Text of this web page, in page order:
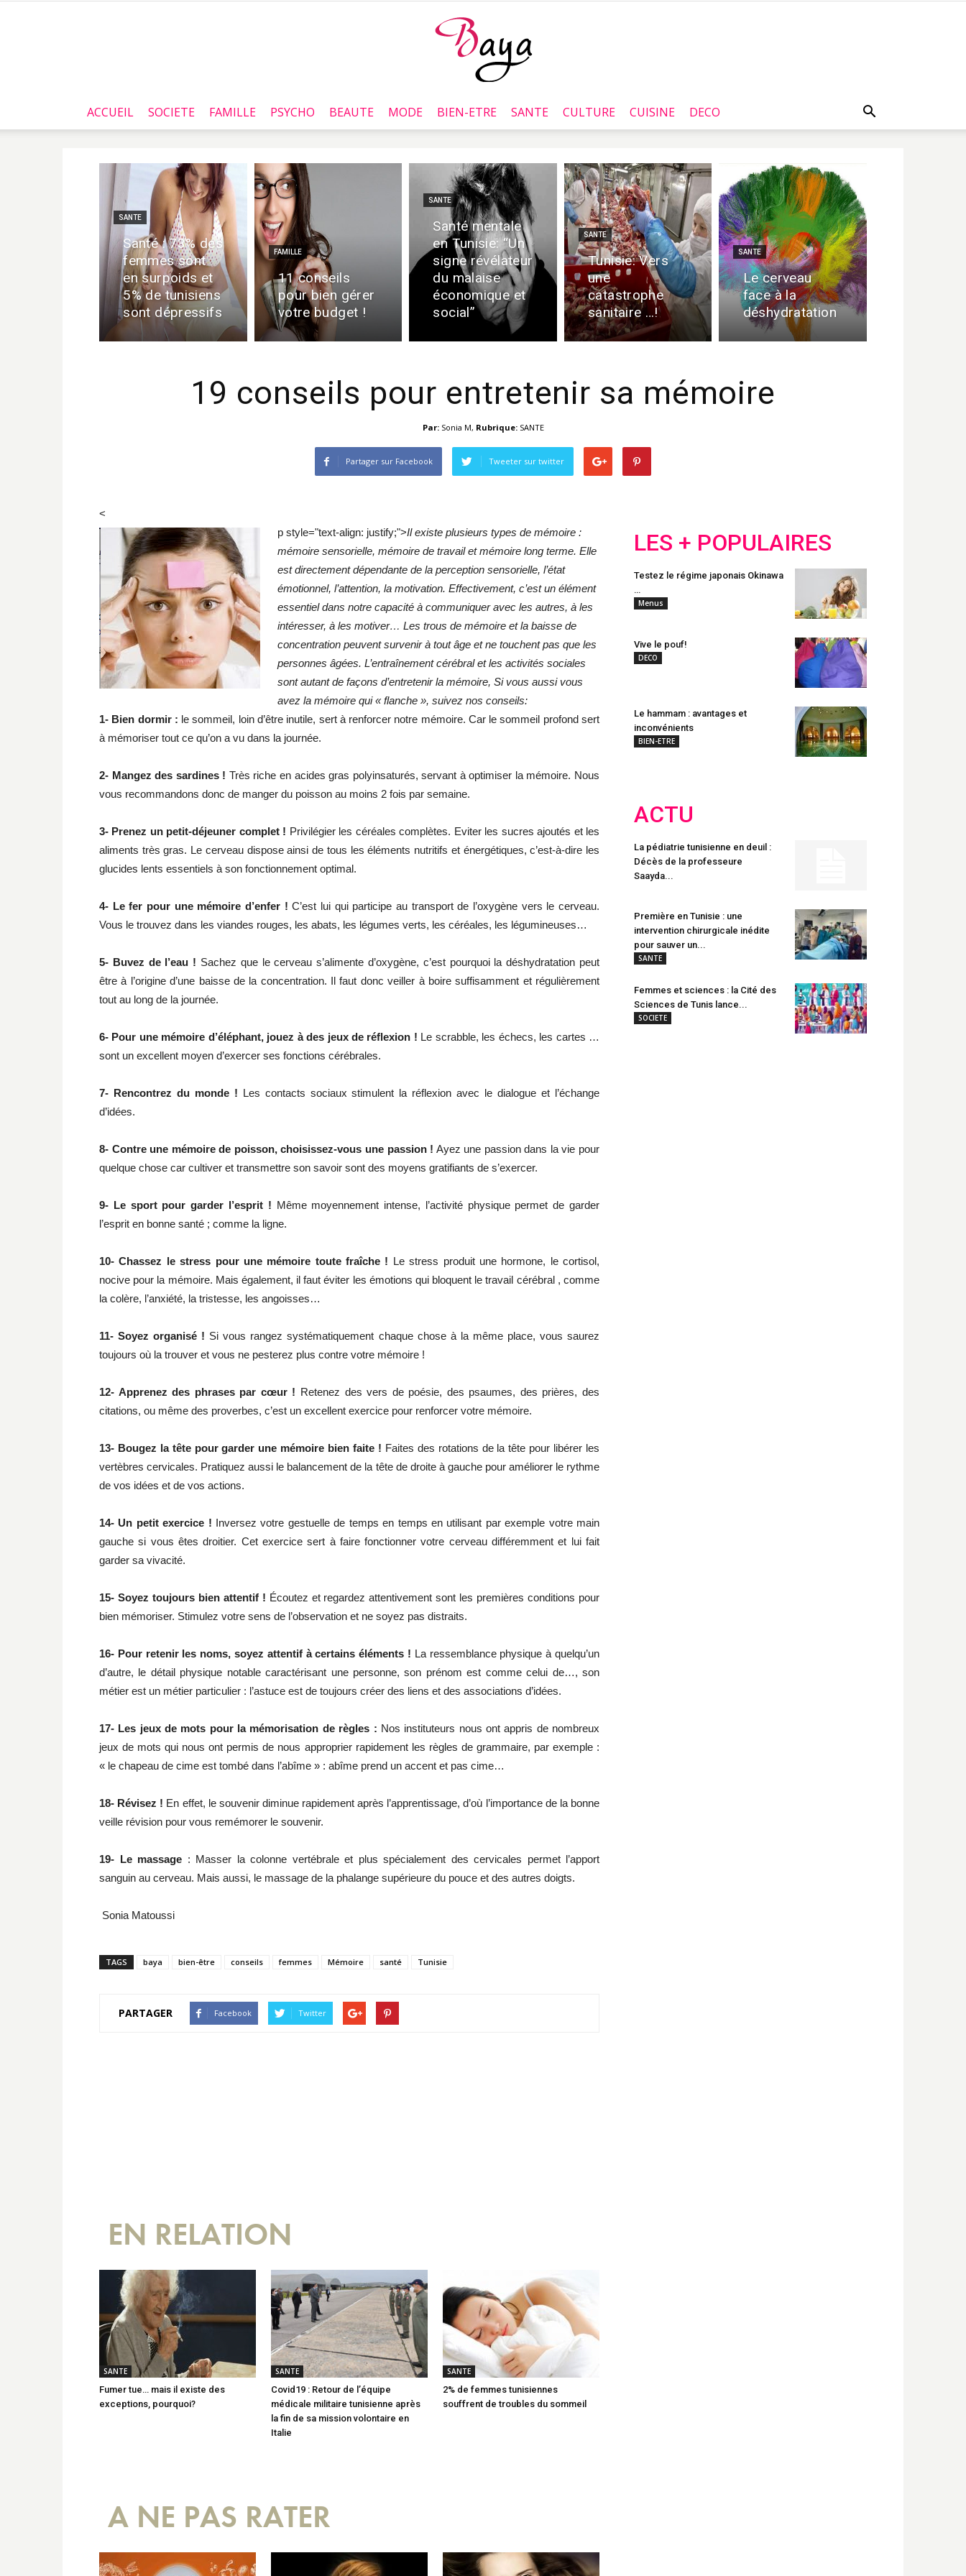
Baya.tn
ACCUEIL SOCIETE FAMILLE PSYCHO BEAUTE MODE BIEN-ETRE SANTE CULTURE CUISINE DECO
SANTE
Santé : 73% des
femmes sont
en surpoids et
5% de tunisiens
sont dépressifs
FAMILLE
11 conseils
pour bien gérer
votre budget !
SANTE
Santé mentale
en Tunisie: “Un
signe révélateur
du malaise
économique et
social”
SANTE
Tunisie: Vers
une
catastrophe
sanitaire …!
SANTE
Le cerveau
face à la
déshydratation
19 conseils pour entretenir sa mémoire
Par: Sonia M, Rubrique: SANTE
Partager sur Facebook Tweeter sur twitter
<
p style="text-align: justify;">Il existe plusieurs types de mémoire :
mémoire sensorielle, mémoire de travail et mémoire long terme. Elle
est directement dépendante de la perception sensorielle, l’état
émotionnel, l’attention, la motivation. Effectivement, c’est un élément
essentiel dans notre capacité à communiquer avec les autres, à les
intéresser, à les motiver… Les trous de mémoire et la baisse de
concentration peuvent survenir à tout âge et ne touchent pas que les
personnes âgées. L’entraînement cérébral et les activités sociales
sont autant de façons d’entretenir la mémoire, Si vous aussi vous
avez la mémoire qui « flanche », suivez nos conseils:
1- Bien dormir : le sommeil, loin d’être inutile, sert à renforcer notre mémoire. Car le sommeil profond sert
à mémoriser tout ce qu’on a vu dans la journée.
2- Mangez des sardines ! Très riche en acides gras polyinsaturés, servant à optimiser la mémoire. Nous
vous recommandons donc de manger du poisson au moins 2 fois par semaine.
3- Prenez un petit-déjeuner complet ! Privilégier les céréales complètes. Eviter les sucres ajoutés et les
aliments très gras. Le cerveau dispose ainsi de tous les éléments nutritifs et énergétiques, c’est-à-dire les
glucides lents essentiels à son fonctionnement optimal.
4- Le fer pour une mémoire d’enfer ! C’est lui qui participe au transport de l’oxygène vers le cerveau.
Vous le trouvez dans les viandes rouges, les abats, les légumes verts, les céréales, les légumineuses…
5- Buvez de l’eau ! Sachez que le cerveau s’alimente d’oxygène, c’est pourquoi la déshydratation peut
être à l’origine d’une baisse de la concentration. Il faut donc veiller à boire suffisamment et régulièrement
tout au long de la journée.
6- Pour une mémoire d’éléphant, jouez à des jeux de réflexion ! Le scrabble, les échecs, les cartes …
sont un excellent moyen d’exercer ses fonctions cérébrales.
7- Rencontrez du monde ! Les contacts sociaux stimulent la réflexion avec le dialogue et l’échange
d’idées.
8- Contre une mémoire de poisson, choisissez-vous une passion ! Ayez une passion dans la vie pour
quelque chose car cultiver et transmettre son savoir sont des moyens gratifiants de s’exercer.
9- Le sport pour garder l’esprit ! Même moyennement intense, l’activité physique permet de garder
l’esprit en bonne santé ; comme la ligne.
10- Chassez le stress pour une mémoire toute fraîche ! Le stress produit une hormone, le cortisol,
nocive pour la mémoire. Mais également, il faut éviter les émotions qui bloquent le travail cérébral , comme
la colère, l’anxiété, la tristesse, les angoisses…
11- Soyez organisé ! Si vous rangez systématiquement chaque chose à la même place, vous saurez
toujours où la trouver et vous ne pesterez plus contre votre mémoire !
12- Apprenez des phrases par cœur ! Retenez des vers de poésie, des psaumes, des prières, des
citations, ou même des proverbes, c’est un excellent exercice pour renforcer votre mémoire.
13- Bougez la tête pour garder une mémoire bien faite ! Faites des rotations de la tête pour libérer les
vertèbres cervicales. Pratiquez aussi le balancement de la tête de droite à gauche pour améliorer le rythme
de vos idées et de vos actions.
14- Un petit exercice ! Inversez votre gestuelle de temps en temps en utilisant par exemple votre main
gauche si vous êtes droitier. Cet exercice sert à faire fonctionner votre cerveau différemment et lui fait
garder sa vivacité.
15- Soyez toujours bien attentif ! Écoutez et regardez attentivement sont les premières conditions pour
bien mémoriser. Stimulez votre sens de l’observation et ne soyez pas distraits.
16- Pour retenir les noms, soyez attentif à certains éléments ! La ressemblance physique à quelqu’un
d’autre, le détail physique notable caractérisant une personne, son prénom est comme celui de…, son
métier est un métier particulier : l’astuce est de toujours créer des liens et des associations d’idées.
17- Les jeux de mots pour la mémorisation de règles : Nos instituteurs nous ont appris de nombreux
jeux de mots qui nous ont permis de nous approprier rapidement les règles de grammaire, par exemple :
« le chapeau de cime est tombé dans l’abîme » : abîme prend un accent et pas cime…
18- Révisez ! En effet, le souvenir diminue rapidement après l’apprentissage, d’où l’importance de la bonne
veille révision pour vous remémorer le souvenir.
19- Le massage : Masser la colonne vertébrale et plus spécialement des cervicales permet l’apport
sanguin au cerveau. Mais aussi, le massage de la phalange supérieure du pouce et des autres doigts.
Sonia Matoussi
TAGS baya bien-être conseils femmes Mémoire santé Tunisie
PARTAGER Facebook Twitter
EN RELATION
SANTE
Fumer tue… mais il existe des
exceptions, pourquoi?
SANTE
Covid19 : Retour de l’équipe
médicale militaire tunisienne après
la fin de sa mission volontaire en
Italie
SANTE
2% de femmes tunisiennes
souffrent de troubles du sommeil
A NE PAS RATER
LES + POPULAIRES
Testez le régime japonais Okinawa
…
Menus
Vive le pouf!
DECO
Le hammam : avantages et
inconvénients
BIEN-ETRE
ACTU
La pédiatrie tunisienne en deuil :
Décès de la professeure
Saayda...
Première en Tunisie : une
intervention chirurgicale inédite
pour sauver un...
SANTE
Femmes et sciences : la Cité des
Sciences de Tunis lance...
SOCIETE